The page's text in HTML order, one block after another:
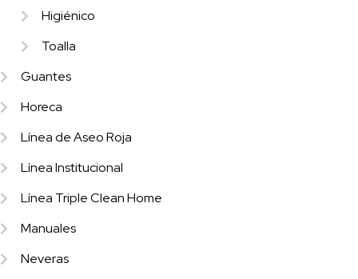
Higiénico
Toalla
Guantes
Horeca
Línea de Aseo Roja
Línea Institucional
Línea Triple Clean Home
Manuales
Neveras